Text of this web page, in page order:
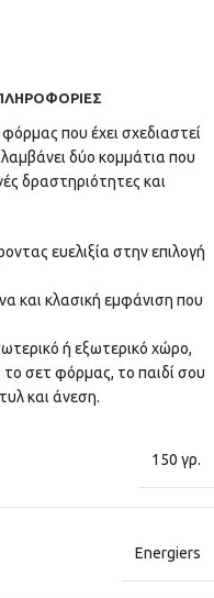
που έχει σχεδιαστεί
δύο κομμάτια που
δραστηριότητες και
ευελιξία στην επιλογή
και κλασική εμφάνιση που
ή εξωτερικό χώρο,
το σετ φόρμας, το παιδί σου
και άνεση.
150 γρ.
Energiers